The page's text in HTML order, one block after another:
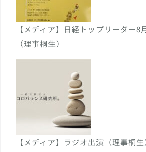
【メディア】日経トップリーダー8
（理事桐生）
【メディア】ラジオ出演（理事桐生